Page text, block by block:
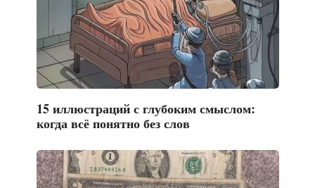
15 иллюстраций с глубоким смыслом:
когда всё понятно без слов